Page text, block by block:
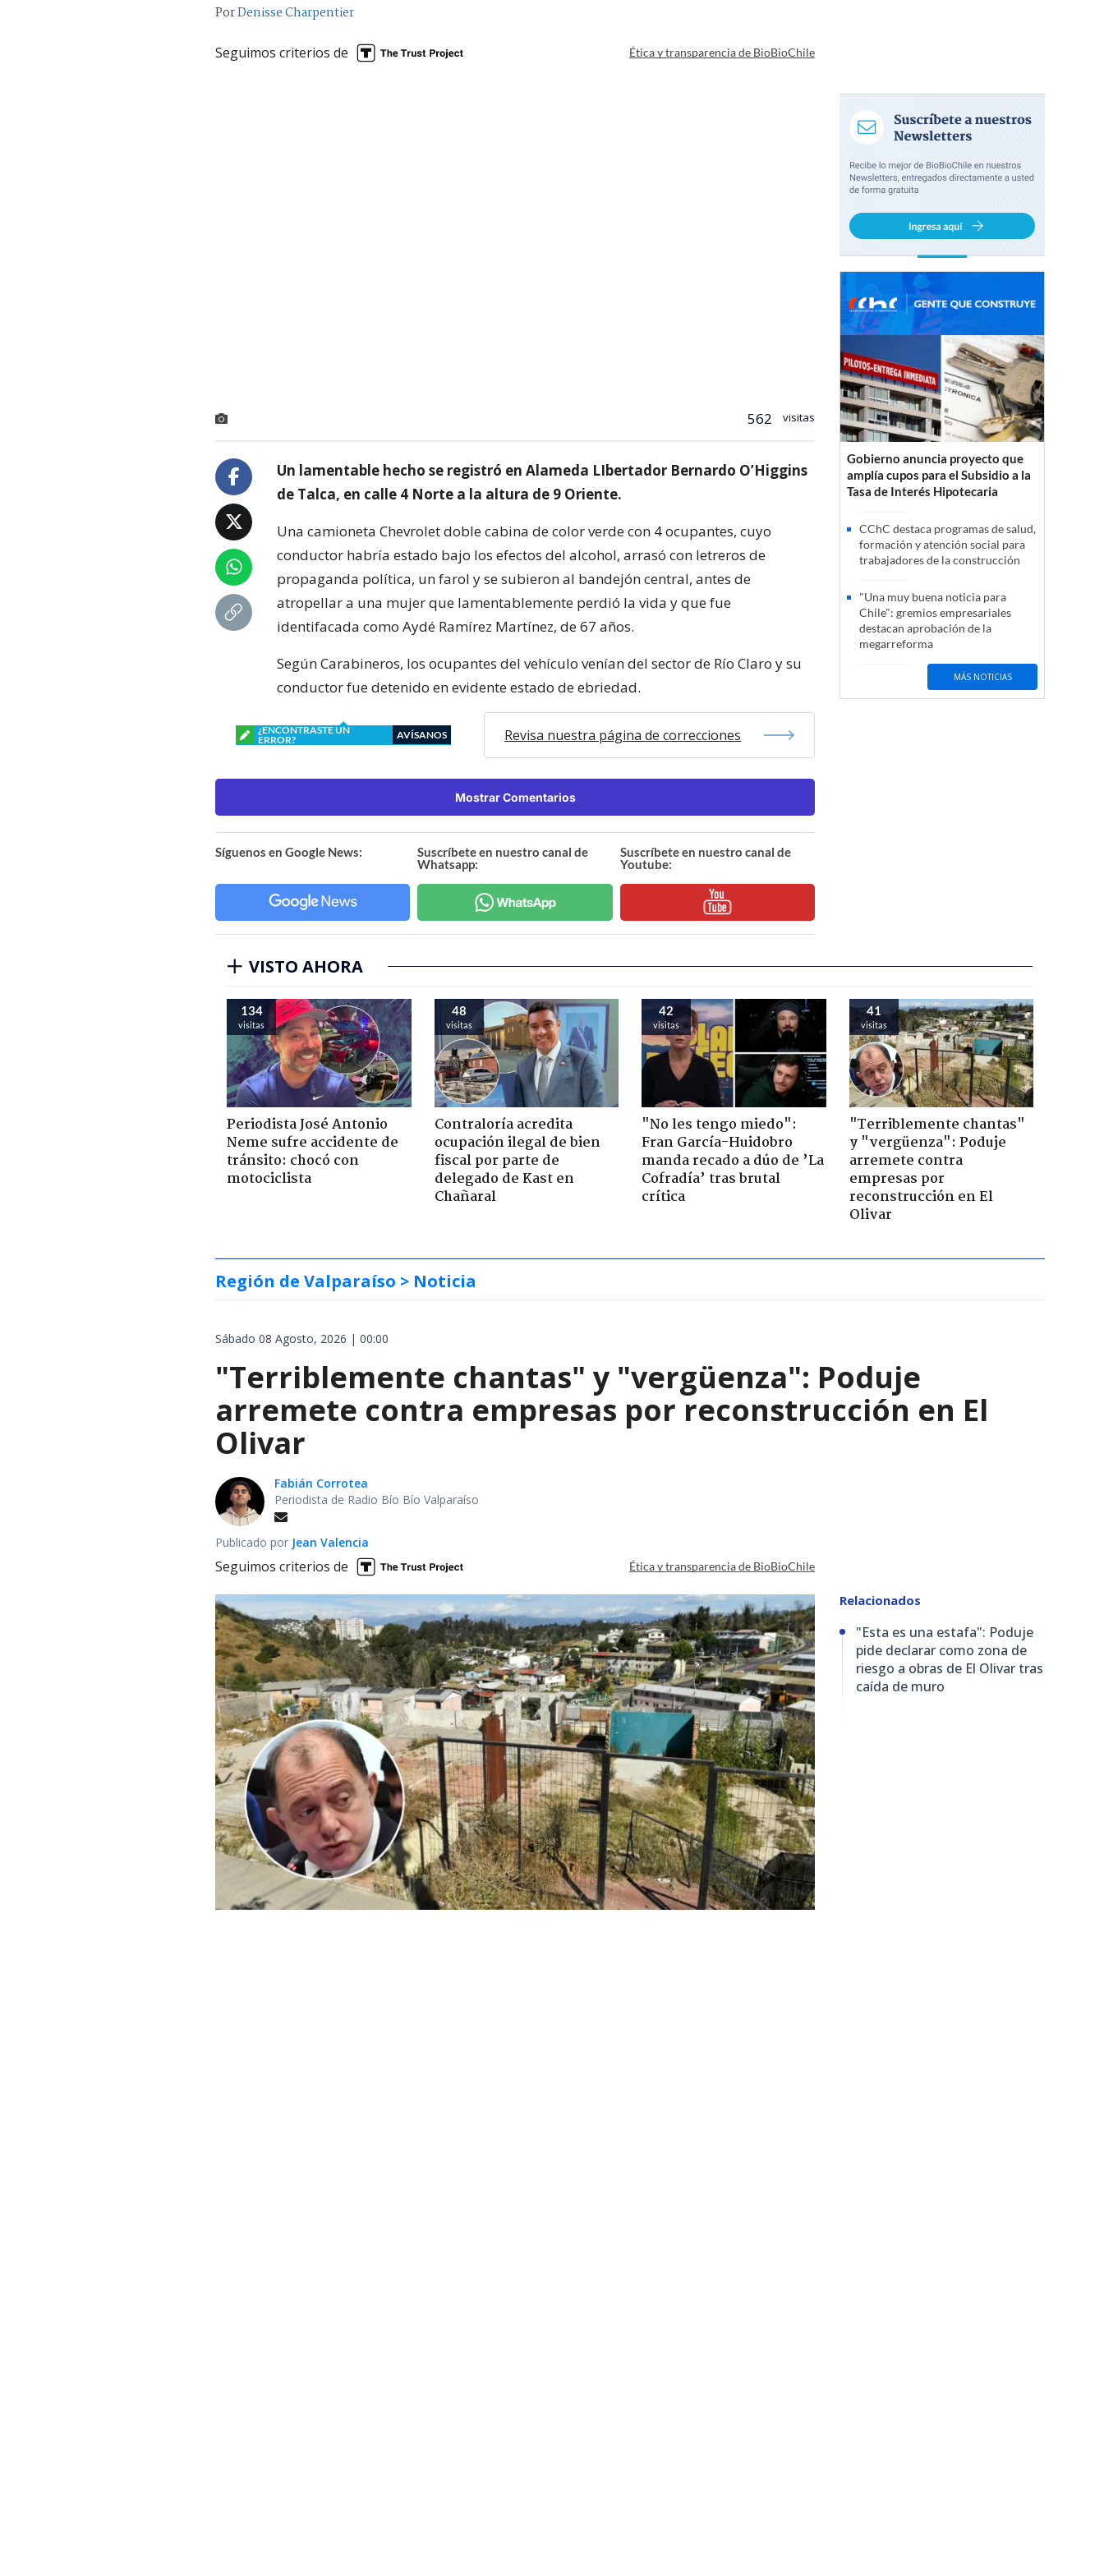
PorDenisse Charpentier
Seguimos criterios de Ética y transparencia de BioBioChile
562 visitas
Un lamentable hecho se registró en Alameda LIbertador Bernardo O’Higgins
de Talca, en calle 4 Norte a la altura de 9 Oriente.
Una camioneta Chevrolet doble cabina de color verde con 4 ocupantes, cuyo
conductor habría estado bajo los efectos del alcohol, arrasó con letreros de
propaganda política, un farol y se subieron al bandejón central, antes de
atropellar a una mujer que lamentablemente perdió la vida y que fue
identifacada como Aydé Ramírez Martínez, de 67 años.
Según Carabineros, los ocupantes del vehículo venían del sector de Río Claro y su
conductor fue detenido en evidente estado de ebriedad.
¿ENCONTRASTE UN
ERROR?
AVÍSANOS Revisa nuestra página de correcciones
Mostrar Comentarios
Síguenos en Google News:
Suscríbete en nuestro canal de
Whatsapp:
Suscríbete en nuestro canal de
Youtube:
Gobierno anuncia proyecto que
amplía cupos para el Subsidio a la
Tasa de Interés Hipotecaria
CChC destaca programas de salud,
formación y atención social para
trabajadores de la construcción
"Una muy buena noticia para
Chile": gremios empresariales
destacan aprobación de la
megarreforma
MÁS NOTICIAS
VISTO AHORA
134
visitas
Periodista José Antonio
Neme sufre accidente de
tránsito: chocó con
motociclista
48
visitas
Contraloría acredita
ocupación ilegal de bien
fiscal por parte de
delegado de Kast en
Chañaral
42
visitas
"No les tengo miedo":
Fran García-Huidobro
manda recado a dúo de ’La
Cofradía’ tras brutal
crítica
41
visitas
"Terriblemente chantas"
y "vergüenza": Poduje
arremete contra
empresas por
reconstrucción en El
Olivar
Región de Valparaíso > Noticia
Sábado 08 Agosto, 2026 | 00:00
"Terriblemente chantas" y "vergüenza": Poduje
arremete contra empresas por reconstrucción en El
Olivar
Fabián Corrotea
Periodista de Radio Bío Bío Valparaíso
Publicado por Jean Valencia
Seguimos criterios de Ética y transparencia de BioBioChile
Relacionados
"Esta es una estafa": Poduje
pide declarar como zona de
riesgo a obras de El Olivar tras
caída de muro